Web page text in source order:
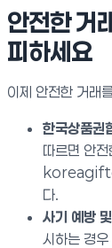
안전한 거
피하세요
이제 안전한 거래
한국상품권
따르면 안
다.
사기 예방
시하는 경